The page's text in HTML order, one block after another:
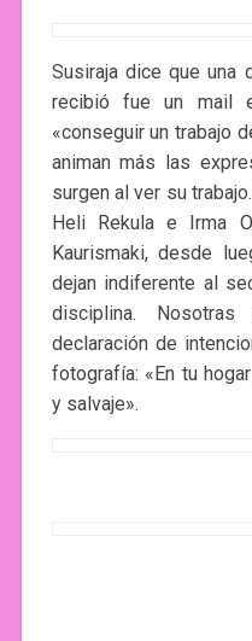
Susiraja dice que una
recibió fue un mail
«conseguir un trabajo
animan más las
surgen al ver su
Heli Rekula e Irma
Kaurismaki, desde
dejan indiferente al
disciplina.
declaración de
fotografía: «En tu
y salvaje».